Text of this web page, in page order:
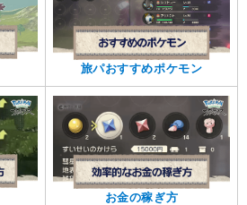
旅パおすすめポケモン
お金の稼ぎ方